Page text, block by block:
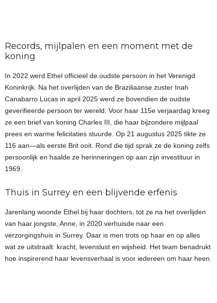
Records, mijlpalen en een moment met de
koning
In 2022 werd Ethel officieel de oudste persoon in het Verenigd
Koninkrijk. Na het overlijden van de Braziliaanse zuster Inah
Canabarro Lucas in april 2025 werd ze bovendien de oudste
geverifieerde persoon ter wereld. Voor haar 115e verjaardag kreeg
ze een brief van koning Charles III, die haar bijzondere mijlpaal
prees en warme felicitaties stuurde. Op 21 augustus 2025 tikte ze
116 aan—als eerste Brit ooit. Rond die tijd sprak ze de koning zelfs
persoonlijk en haalde ze herinneringen op aan zijn investituur in
1969.
Thuis in Surrey en een blijvende erfenis
Jarenlang woonde Ethel bij haar dochters, tot ze na het overlijden
van haar jongste, Anne, in 2020 verhuisde naar een
verzorgingshuis in Surrey. Daar is men trots op haar en op alles
wat ze uitstraalt: kracht, levenslust en wijsheid. Het team benadrukt
hoe inspirerend haar levensverhaal is voor iedereen om haar heen.